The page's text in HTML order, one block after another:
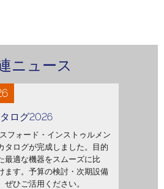
ニュース
ログ2026
フォード・インストゥルメン
タログが完成しました。目的
最適な機器をスムーズに比
ます。予算の検討・次期設備
ぜひご活用ください。